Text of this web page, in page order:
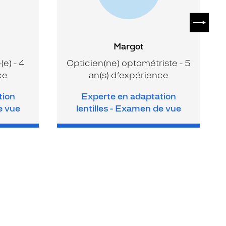
- 4
vue
Margot
Opticien(ne) optométriste - 5
an(s) d’expérience
Experte en adaptation
lentilles - Examen de vue